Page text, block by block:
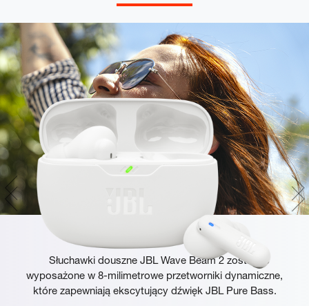
Brzmienie JBL Pure Bass
Słuchawki douszne JBL Wave Beam 2 zostały
wyposażone w 8-milimetrowe przetworniki dynamiczne,
które zapewniają ekscytujący dźwięk JBL Pure Bass.